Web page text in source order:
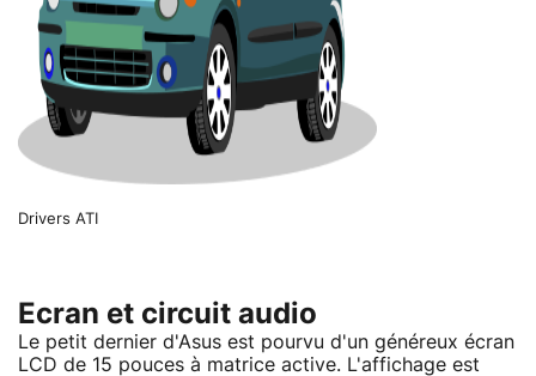
Drivers ATI
Ecran et circuit audio
Le petit dernier d'Asus est pourvu d'un généreux écran
LCD de 15 pouces à matrice active. L'affichage est